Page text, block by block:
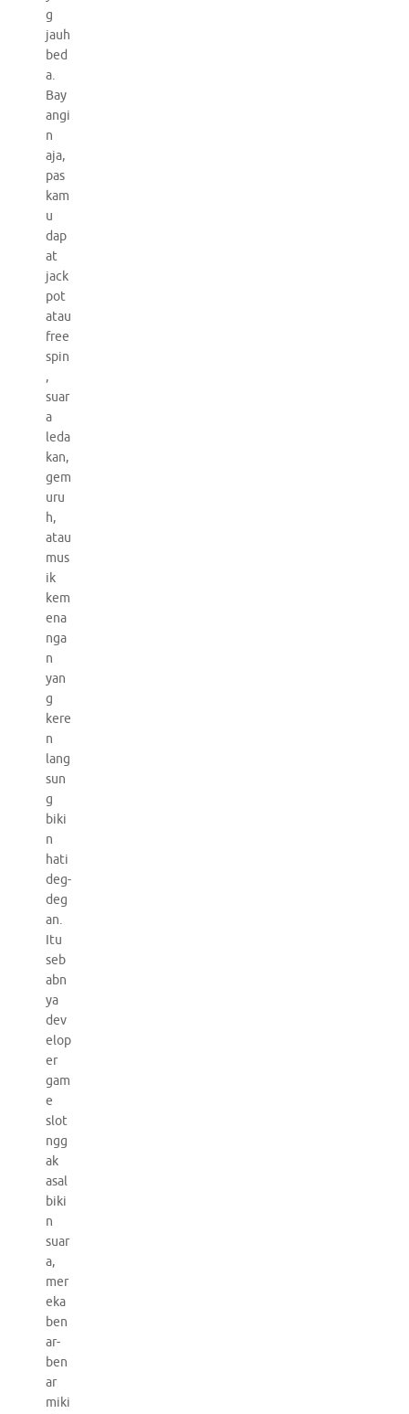
g
jauh
bed
a.
Bay
angi
n
aja,
pas
kam
u
dap
at
jack
pot
atau
free
spin
,
suar
a
leda
kan,
gem
uru
h,
atau
mus
ik
kem
ena
nga
n
yan
g
kere
n
lang
sun
g
biki
n
hati
deg-
deg
an.
Itu
seb
abn
ya
dev
elop
er
gam
e
slot
ngg
ak
asal
biki
n
suar
a,
mer
eka
ben
ar-
ben
ar
miki